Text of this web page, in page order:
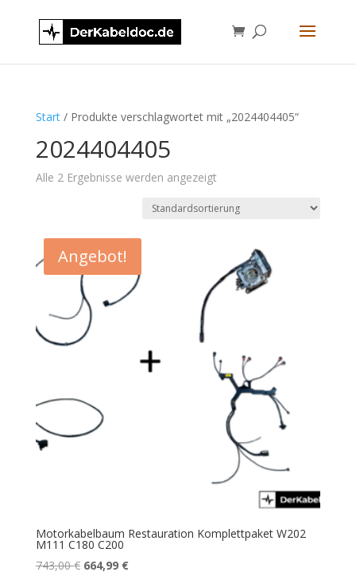
Start/ Produkte verschlagwortet mit „2024404405“
2024404405
Alle 2 Ergebnisse werden angezeigt
Angebot!
Motorkabelbaum Restauration Komplettpaket W202
M111 C180 C200
743,00€ Ursprünglicher
664,99 €Aktueller